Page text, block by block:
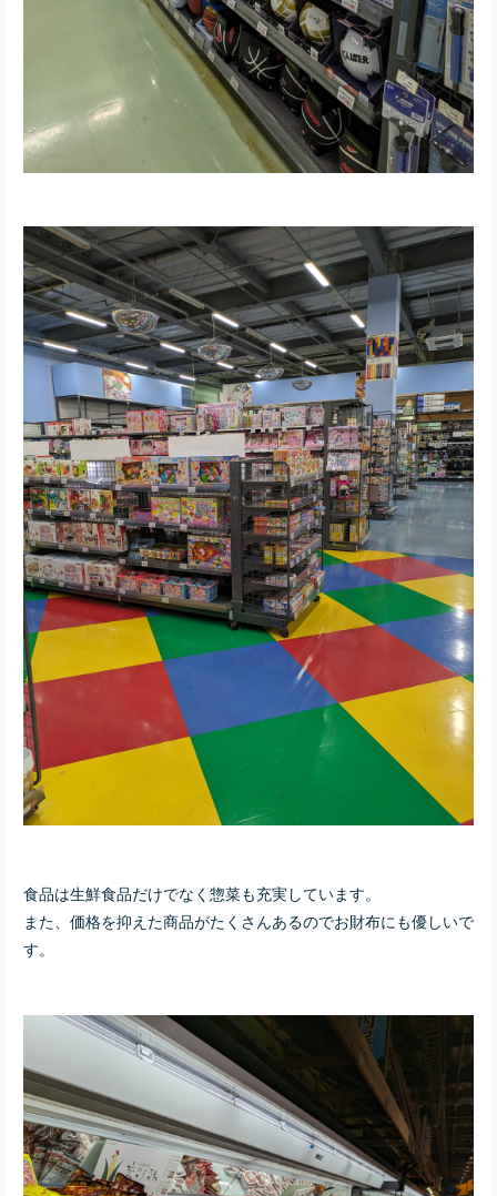
食品は生鮮食品だけでなく惣菜も充実しています。
また、価格を抑えた商品がたくさんあるのでお財布にも優しいで
す。